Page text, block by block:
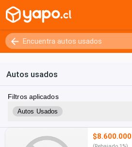
Autos usados
Filtros aplicados
Autos Usados
$8.600.000